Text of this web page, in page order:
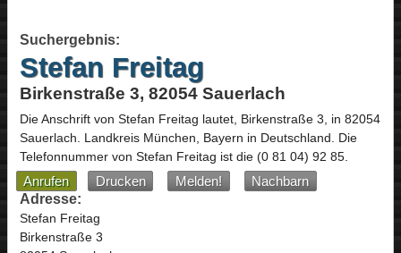
Suchergebnis:
Stefan Freitag
Birkenstraße 3, 82054 Sauerlach
Die Anschrift von Stefan Freitag lautet, Birkenstraße 3, in 82054
Sauerlach. Landkreis München, Bayern in Deutschland. Die
Telefonnummer von Stefan Freitag ist die (0 81 04) 92 85.
Anrufen Drucken Melden!
Nachbarn
Adresse:
Stefan Freitag
Birkenstraße 3